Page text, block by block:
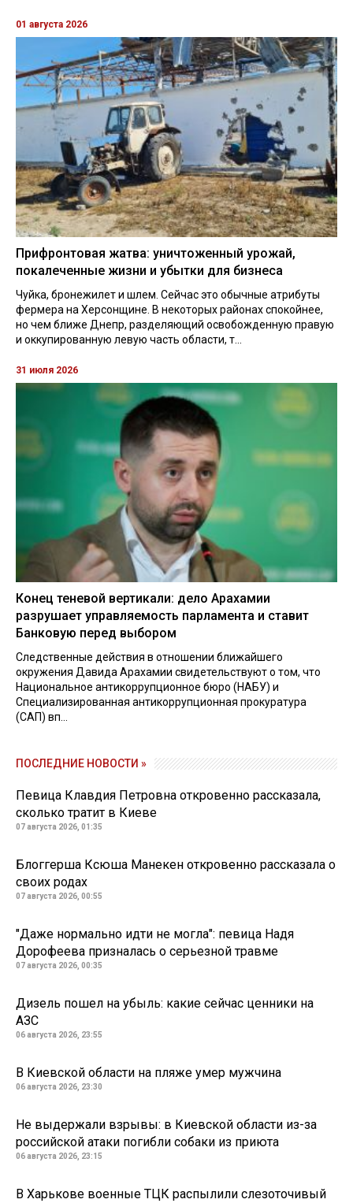
01 августа 2026
Прифронтовая жатва: уничтоженный урожай,
покалеченные жизни и убытки для бизнеса
Чуйка, бронежилет и шлем. Сейчас это обычные атрибуты
фермера на Херсонщине. В некоторых районах спокойнее,
но чем ближе Днепр, разделяющий освобожденную правую
и оккупированную левую часть области, т...
31 июля 2026
Конец теневой вертикали: дело Арахамии
разрушает управляемость парламента и ставит
Банковую перед выбором
Следственные действия в отношении ближайшего
окружения Давида Арахамии свидетельствуют о том, что
Национальное антикоррупционное бюро (НАБУ) и
Специализированная антикоррупционная прокуратура
(САП) вп...
ПОСЛЕДНИЕ НОВОСТИ »
Певица Клавдия Петровна откровенно рассказала,
сколько тратит в Киеве
07 августа 2026, 01:35
Блоггерша Ксюша Манекен откровенно рассказала о
своих родах
07 августа 2026, 00:55
"Даже нормально идти не могла": певица Надя
Дорофеева призналась о серьезной травме
07 августа 2026, 00:35
Дизель пошел на убыль: какие сейчас ценники на
АЗС
06 августа 2026, 23:55
В Киевской области на пляже умер мужчина
06 августа 2026, 23:30
Не выдержали взрывы: в Киевской области из-за
российской атаки погибли собаки из приюта
06 августа 2026, 23:15
В Харькове военные ТЦК распылили слезоточивый